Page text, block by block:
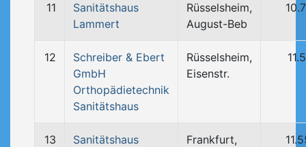
11
Sanitätshaus
Lammert
Rüsselsheim,
August-Beb
12
Schreiber & Ebert
GmbH
Orthopädietechnik
Sanitätshaus
Rüsselsheim,
Eisenstr.
13
Sanitätshaus
Frankfurt,